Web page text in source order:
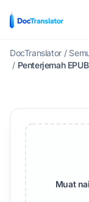
DocTranslator /
/ Penterjemah EPUB
Muat